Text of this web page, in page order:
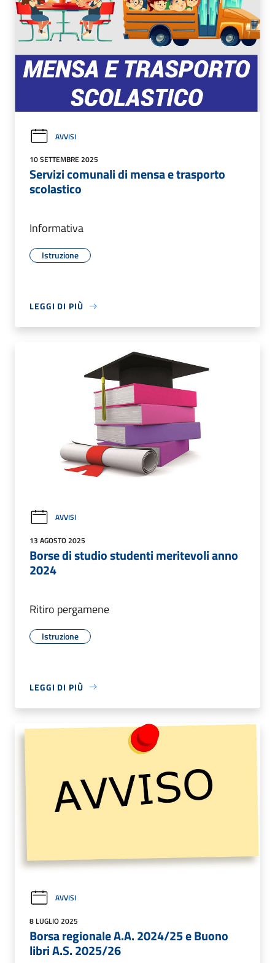
AVVISI
10 SETTEMBRE 2025
Servizi comunali di mensa e trasporto
scolastico
Informativa
Istruzione
LEGGI DI PIÙ
AVVISI
13 AGOSTO 2025
Borse di studio studenti meritevoli anno
2024
Ritiro pergamene
Istruzione
LEGGI DI PIÙ
AVVISI
8 LUGLIO 2025
Borsa regionale A.A. 2024/25 e Buono
libri A.S. 2025/26